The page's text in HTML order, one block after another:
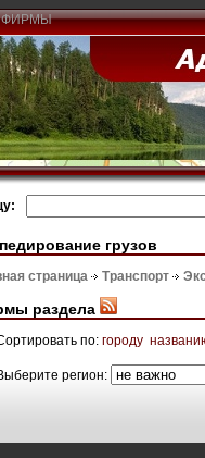
грузов
страница Транспорт
раздела
по: городу
регион: